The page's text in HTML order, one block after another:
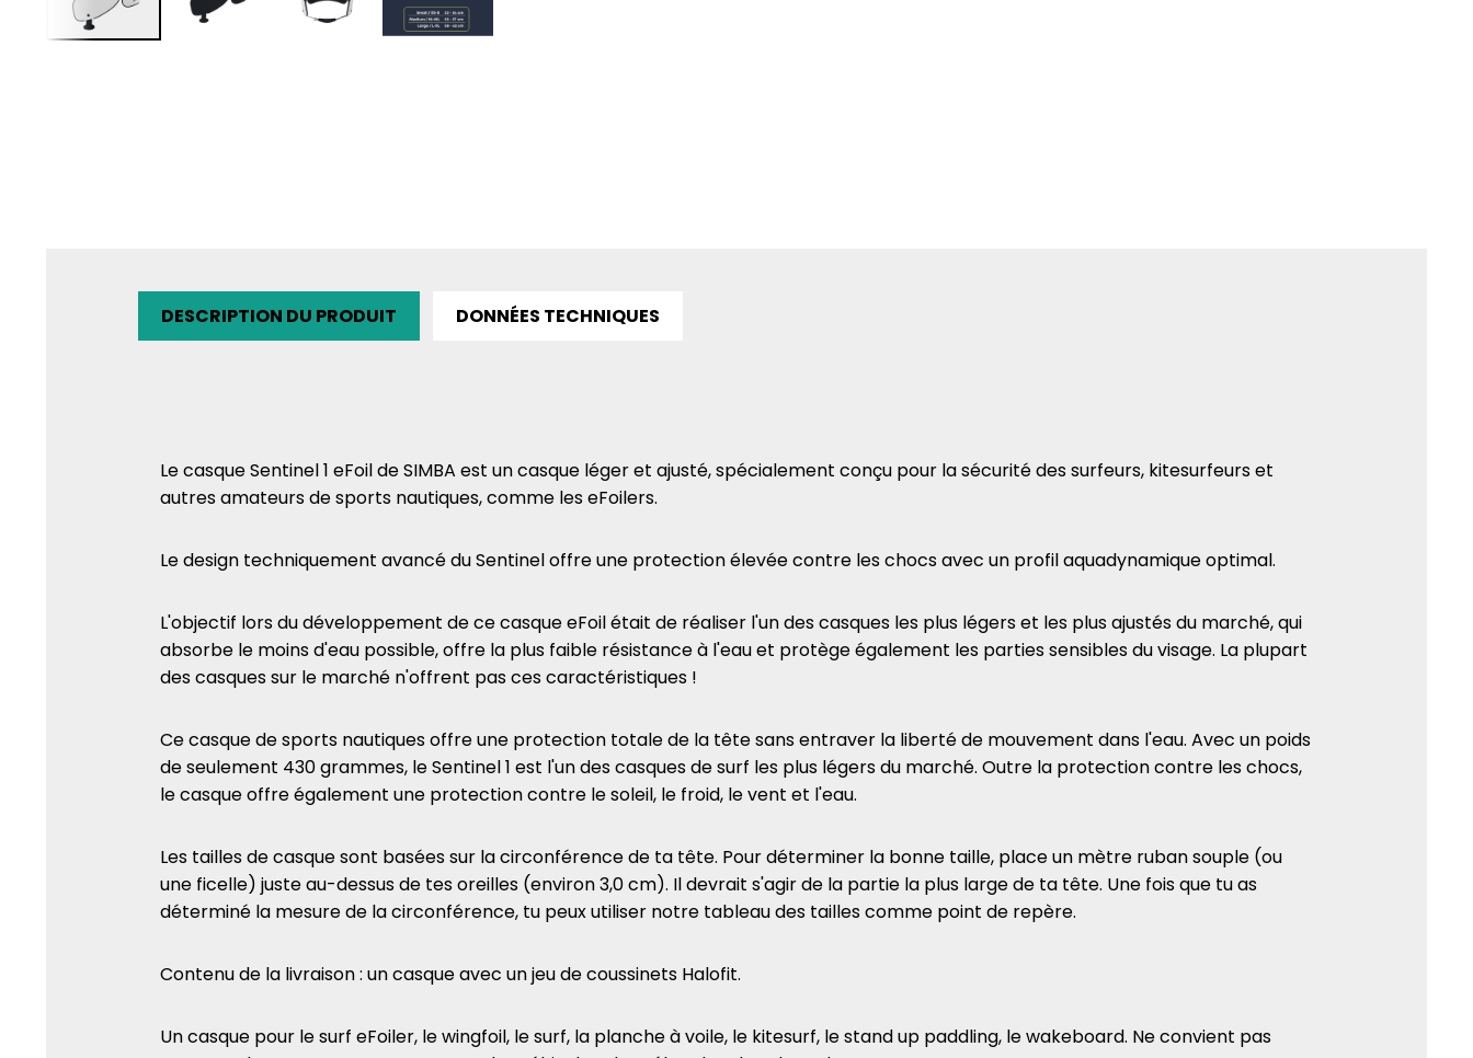
DESCRIPTION DU PRODUIT DONNÉES TECHNIQUES
Le casque Sentinel 1 eFoil de SIMBA est un casque léger et ajusté, spécialement conçu pour la sécurité des surfeurs, kitesurfeurs et
autres amateurs de sports nautiques, comme les eFoilers.
Le design techniquement avancé du Sentinel offre une protection élevée contre les chocs avec un profil aquadynamique optimal.
L'objectif lors du développement de ce casque eFoil était de réaliser l'un des casques les plus légers et les plus ajustés du marché, qui
absorbe le moins d'eau possible, offre la plus faible résistance à l'eau et protège également les parties sensibles du visage. La plupart
des casques sur le marché n'offrent pas ces caractéristiques !
Ce casque de sports nautiques offre une protection totale de la tête sans entraver la liberté de mouvement dans l'eau. Avec un poids
de seulement 430 grammes, le Sentinel 1 est l'un des casques de surf les plus légers du marché. Outre la protection contre les chocs,
le casque offre également une protection contre le soleil, le froid, le vent et l'eau.
Les tailles de casque sont basées sur la circonférence de ta tête. Pour déterminer la bonne taille, place un mètre ruban souple (ou
une ficelle) juste au-dessus de tes oreilles (environ 3,0 cm). Il devrait s'agir de la partie la plus large de ta tête. Une fois que tu as
déterminé la mesure de la circonférence, tu peux utiliser notre tableau des tailles comme point de repère.
Contenu de la livraison : un casque avec un jeu de coussinets Halofit.
Un casque pour le surf eFoiler, le wingfoil, le surf, la planche à voile, le kitesurf, le stand up paddling, le wakeboard. Ne convient pas